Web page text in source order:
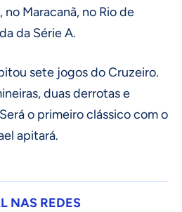
no Maracanã, no Rio de
da Série A.
sete jogos do Cruzeiro.
duas derrotas e
o primeiro clássico com o
apitará.
NAS REDES